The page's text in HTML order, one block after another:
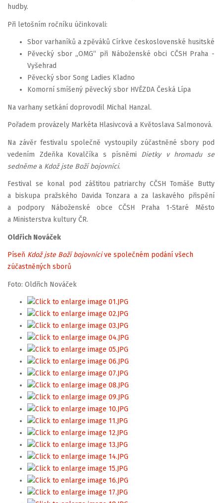
hudby.
Při letošním ročníku účinkovali:
Sbor varhaníků a zpěváků Církve československé husitské
Pěvecký sbor „OMG“ při Náboženské obci CČSH Praha -
Vyšehrad
Pěvecký sbor Song Ladies Kladno
Komorní smíšený pěvecký sbor HVĚZDA Česká Lípa
Na varhany setkání doprovodil Michal Hanzal.
Pořadem provázely Markéta Hlasivcová a Květoslava Salmonová.
Na závěr festivalu společně vystoupily zúčastněné sbory pod
vedením Zdeňka Kovalčíka s písněmi Dietky v hromadu se
sedněme a Kdož jste Boží bojovníci.
Festival se konal pod záštitou patriarchy CČSH Tomáše Butty
a biskupa pražského Davida Tonzara a za laskavého přispění
a podpory Náboženské obce CČSH Praha 1-Staré Město
a Ministerstva kultury ČR.
Oldřich Nováček
Píseň Kdož jste Boží bojovnícive společném podání všech
zúčastněných sborů
Foto: Oldřich Nováček